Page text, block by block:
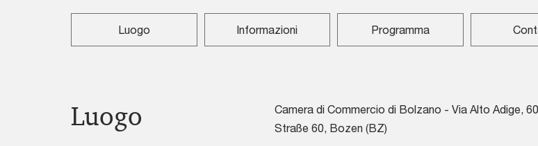
Luogo Informazioni Programma
Luogo
Camera di Commercio di Bolzano - Via Alto Adige,
Straße 60, Bozen (BZ)